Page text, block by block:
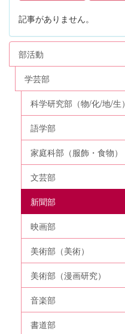
記事がありません。
部活動
学芸部
科学研究部（物/化/地/生）
語学部
家庭科部（服飾・食物）
文芸部
新聞部
映画部
美術部（美術）
美術部（漫画研究）
音楽部
書道部